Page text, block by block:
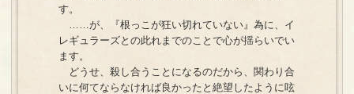
す。
……が、『根っこが狂い切れていない』為に、イ
レギュラーズとの此れまでのことで心が揺らいでい
ます。
どうせ、殺し合うことになるのだから、関わり合
いに何てならなければ良かったと絶望したように呟